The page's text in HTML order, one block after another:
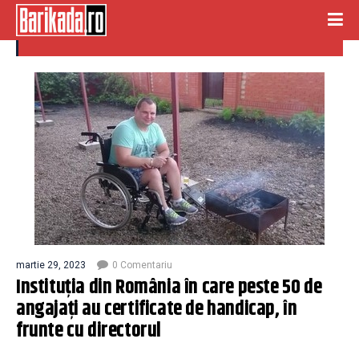
certificate handicap
martie 29, 2023 0 Comentariu
Instituția din România în care peste 50 de
angajați au certificate de handicap, în
frunte cu directorul